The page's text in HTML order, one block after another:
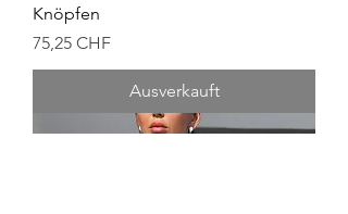
Knöpfen
Preis
75,25 CHF
Ausverkauft